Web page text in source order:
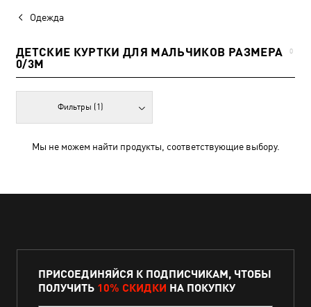
Одежда
ДЕТСКИЕ КУРТКИ ДЛЯ МАЛЬЧИКОВ РАЗМЕРА
0/3M
0
Фильтры (1)
Мы не можем найти продукты, соответствующие выбору.
ПРИСОЕДИНЯЙСЯ К ПОДПИСЧИКАМ, ЧТОБЫ
ПОЛУЧИТЬ 10% СКИДКИ НА ПОКУПКУ